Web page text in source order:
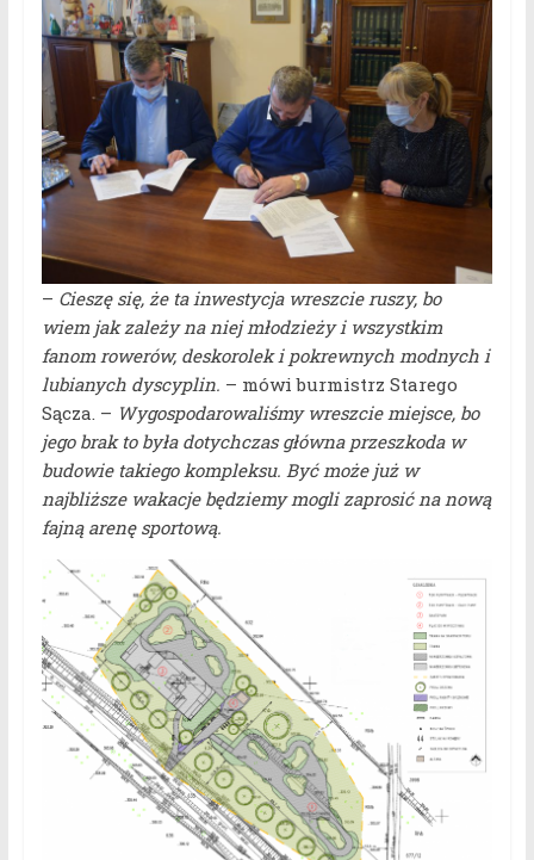
– Cieszę się, że ta inwestycja wreszcie ruszy, bo
wiem jak zależy na niej młodzieży i wszystkim
fanom rowerów, deskorolek i pokrewnych modnych i
lubianych dyscyplin. – mówi burmistrz Starego
Sącza. – Wygospodarowaliśmy wreszcie miejsce, bo
jego brak to była dotychczas główna przeszkoda w
budowie takiego kompleksu. Być może już w
najbliższe wakacje będziemy mogli zaprosić na nową
fajną arenę sportową.